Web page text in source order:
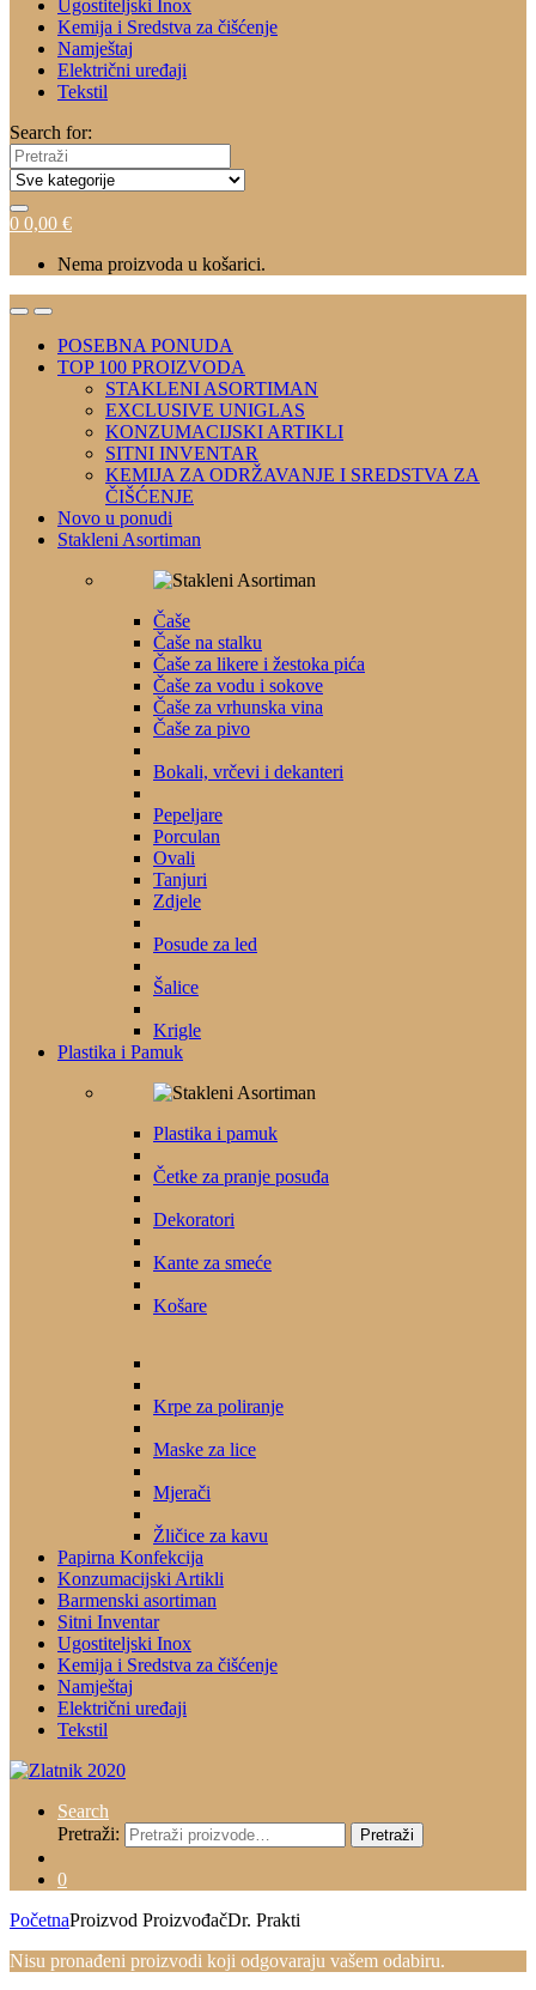
Ugostiteljski Inox
Kemija i Sredstva za čišćenje
Namještaj
Električni uređaji
Tekstil
Search for:
0 0,00 €
Nema proizvoda u košarici.
POSEBNA PONUDA
TOP 100 PROIZVODA
STAKLENI ASORTIMAN
EXCLUSIVE UNIGLAS
KONZUMACIJSKI ARTIKLI
SITNI INVENTAR
KEMIJA ZA ODRŽAVANJE I SREDSTVA ZA
ČIŠĆENJE
Novo u ponudi
Stakleni Asortiman
Čaše
Čaše na stalku
Čaše za likere i žestoka pića
Čaše za vodu i sokove
Čaše za vrhunska vina
Čaše za pivo
Bokali, vrčevi i dekanteri
Pepeljare
Porculan
Ovali
Tanjuri
Zdjele
Posude za led
Šalice
Krigle
Plastika i Pamuk
Plastika i pamuk
Četke za pranje posuđa
Dekoratori
Kante za smeće
Košare
Krpe za poliranje
Maske za lice
Mjerači
Žličice za kavu
Papirna Konfekcija
Konzumacijski Artikli
Barmenski asortiman
Sitni Inventar
Ugostiteljski Inox
Kemija i Sredstva za čišćenje
Namještaj
Električni uređaji
Tekstil
Search
Pretraži:
Pretraži
0
PočetnaProizvod ProizvođačDr. Prakti
Nisu pronađeni proizvodi koji odgovaraju vašem odabiru.